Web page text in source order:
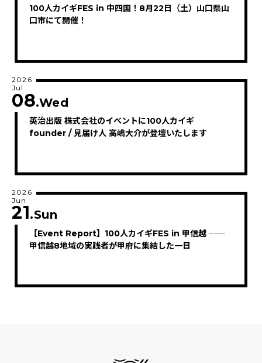
100人カイギFES in 中四国！8月22日（土）山口県山
口市にて開催！
英治出版 株式会社のイベントに100人カイギ
founder / 見届け人 高嶋大介が登壇いたします
2026
Jul
08.Wed
【Event Report】100人カイギFES in 甲信越 ──
甲信越8地域の実践者が甲府に集結した一日
2026
Jun
21.Sun